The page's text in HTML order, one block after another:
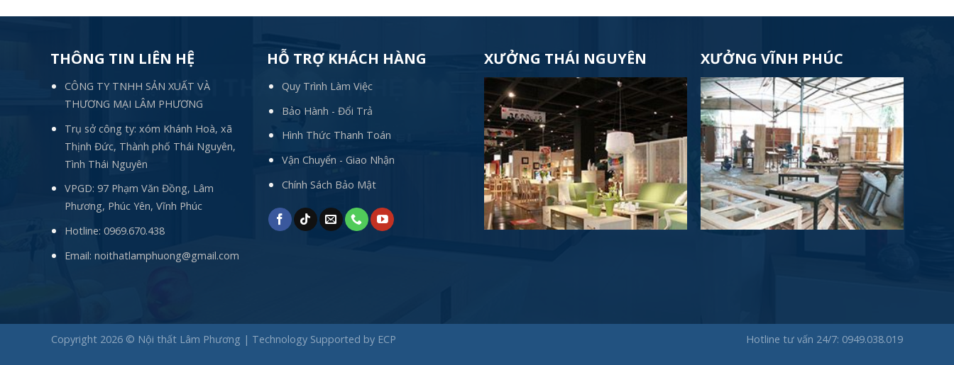
THÔNG TIN LIÊN HỆ
CÔNG TY TNHH SẢN XUẤT VÀ
THƯƠNG MẠI LÂM PHƯƠNG
Trụ sở công ty: xóm Khánh Hoà, xã
Thịnh Đức, Thành phố Thái Nguyên,
Tình Thái Nguyên
VPGD: 97 Phạm Văn Đồng, Lâm
Phương, Phúc Yên, Vĩnh Phúc
Hotline:0969.670.438
Email:noithatlamphuong@gmail.com
HỖ TRỢ KHÁCH HÀNG
Quy Trình Làm Việc
Bảo Hành - Đổi Trả
Hình Thức Thanh Toán
Vận Chuyển - Giao Nhận
Chính Sách Bảo Mật
XƯỞNG THÁI NGUYÊN XƯỞNG VĨNH PHÚC
Hotline tư vấn 24/7: 0949.038.019
Copyright 2026 © Nội thất Lâm Phương | Technology Supported by ECP